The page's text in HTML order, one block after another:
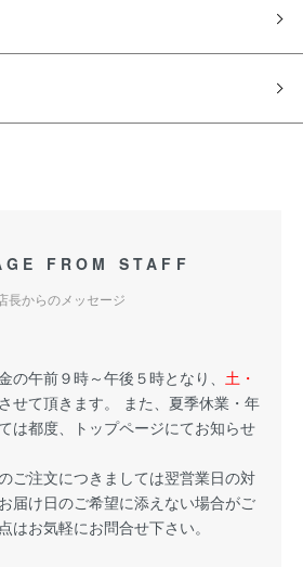
FROM STAFF
長からのメッセージ
の午前９時～午後５時となり、 土・
せて頂きます。 また、夏季休業・年
は都度、トップページにてお知らせ
ご注文につきましては翌営業日の対
届け日のご希望に添えない場合がご
はお気軽にお問合せ下さい。